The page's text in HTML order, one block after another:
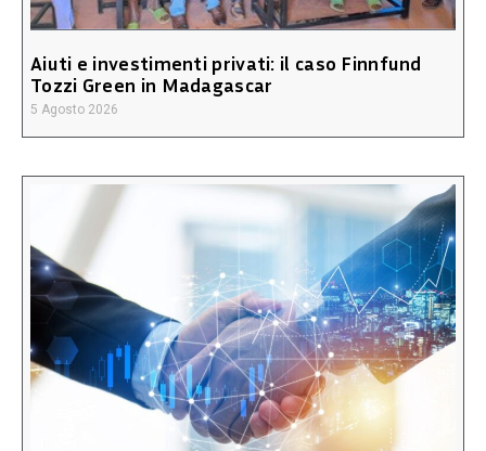
Aiuti e investimenti privati: il caso Finnfund
Tozzi Green in Madagascar
5 Agosto 2026